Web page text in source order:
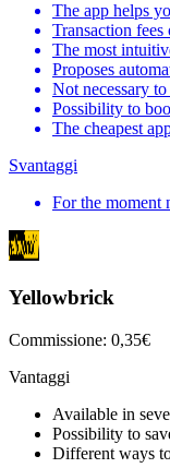
The app helps
Transaction fees
The most
Proposes
Not necessary
Possibility to
The cheapest
Svantaggi
For the moment
Yellowbrick
Commissione: 0,35€
Vantaggi
Available in
Possibility to
Different ways